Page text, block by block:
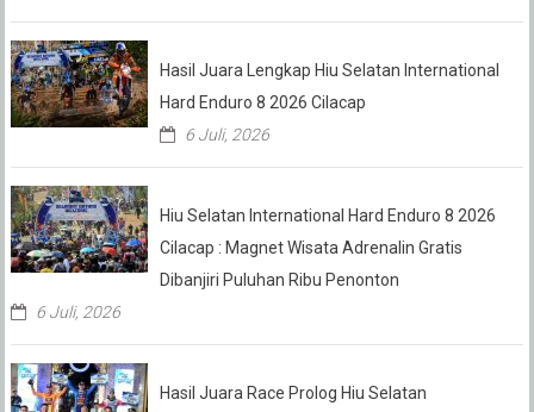
Hasil Juara Lengkap Hiu Selatan International
Hard Enduro 8 2026 Cilacap
6 Juli, 2026
Hiu Selatan International Hard Enduro 8 2026
Cilacap : Magnet Wisata Adrenalin Gratis
Dibanjiri Puluhan Ribu Penonton
6 Juli, 2026
Hasil Juara Race Prolog Hiu Selatan